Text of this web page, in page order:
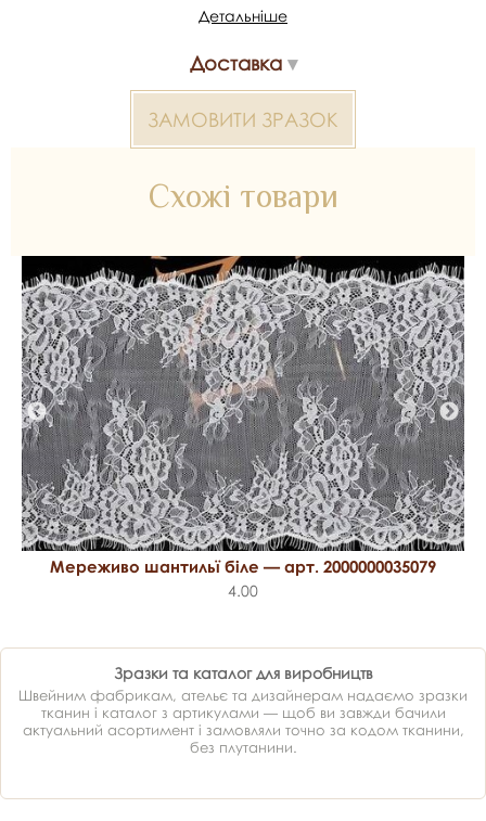
вечірніх нарядах, білизні та декоративних вставках.
*Передача кольору може бути спотворена пристроєм
Мереживо шантильї 2000000026039 — матеріал для
весільних суконь, декору та колекцій ательє. Доступний
Детальніше
Доставка
ЗАМОВИТИ ЗРАЗОК
Схожі товари
Мереживо шантильї біле — арт. 2000000035079
4.00
Зразки та каталог для виробництв
Швейним фабрикам, ательє та дизайнерам надаємо зразки
тканин і каталог з артикулами — щоб ви завжди бачили
актуальний асортимент і замовляли точно за кодом тканини,
без плутанини.